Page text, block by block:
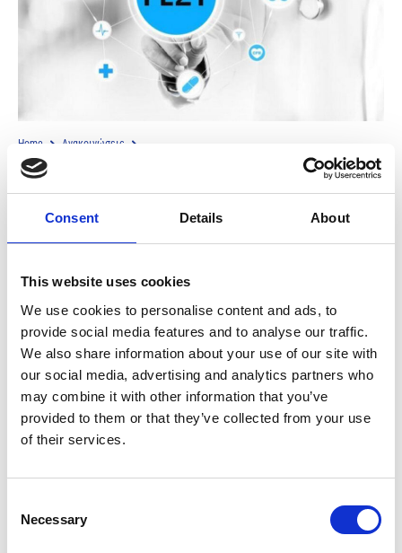
Consent Details About
This website uses cookies
We use cookies to personalise content and ads, to
provide social media features and to analyse our traffic.
We also share information about your use of our site with
our social media, advertising and analytics partners who
may combine it with other information that you’ve
provided to them or that they’ve collected from your use
of their services.
Selection
Necessary
Home
Ανακοινώσεις
ΔΙΑΚΟΠΕΣ ΚΑΙ ΔΥΣΛΕΙΤΟΥΡΓΙΕΣ ΛΟΓΙΣΜΙΚΟΥ ΣΥΣΤΗΜΑΤΟΣ ΓεΣΥ
ΔΙΑΚΟΠΕΣ ΚΑΙ ΔΥΣΛΕΙΤΟΥΡΓΙΕΣ ΛΟΓΙΣΜΙΚΟΥ
ΣΥΣΤΗΜΑΤΟΣ ΓεΣΥ
6 Μαΐου, 2025 Ανακοινώσεις
Απαιτούνται μόνιμες και ουσιαστικές λύσεις
Ο Παγκύπριος Ιατρικός Σύλλογος (ΠΙΣ) εκφράζει για πολλοστή
φορά την έντονη διαμαρτυρία του για τις συνεχιζόμενες και
επαναλαμβανόμενες διακοπές και δυσλειτουργίες του λογισμικού
συστήματος του ΓεΣΥ, που έχουν εξελιχθεί σε χρόνιο και
απαράδεκτο φαινόμενο.
δικαιούχοι και ο ΟΑΥ– εξαρτώνται από την απρόσκοπτη τεχνική
λειτουργία του. Παρ’ όλα αυτά, το σύστημα παρουσιάζει διαρκείς